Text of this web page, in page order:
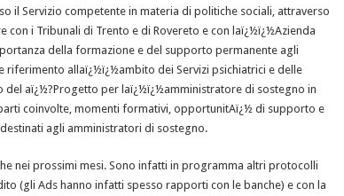
il Servizio competente in materia di politiche sociali, attraverso
i Tribunali di Trento e di Rovereto e con laï¿½ï¿½Azienda
della formazione e del supporto permanente agli
riferimento allaï¿½ï¿½ambito dei Servizi psichiatrici e delle
aï¿½?Progetto per laï¿½ï¿½amministratore di sostegno in
coinvolte, momenti formativi, opportunitAï¿½ di supporto e
agli amministratori di sostegno.
nei prossimi mesi. Sono infatti in programma altri protocolli
(gli Ads hanno infatti spesso rapporti con le banche) e con la